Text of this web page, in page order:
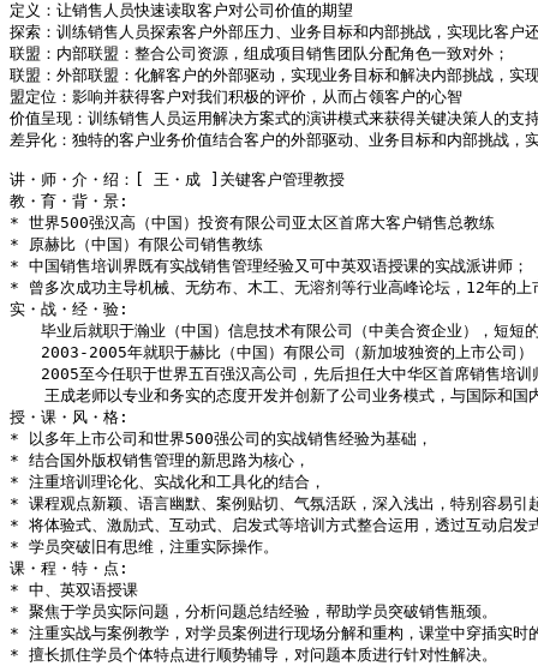
定义：让销售人员快速读取客户对公司价值的期望
探索：训练销售人员探索客户外部压力、业务目标和内部挑战，实现比客户
联盟：内部联盟：整合公司资源，组成项目销售团队分配角色一致对外；
联盟：外部联盟：化解客户的外部驱动，实现业务目标和解决内部挑战，实
盟定位：影响并获得客户对我们积极的评价，从而占领客户的心智
价值呈现：训练销售人员运用解决方案式的演讲模式来获得关键决策人的支
差异化：独特的客户业务价值结合客户的外部驱动、业务目标和内部挑战，
讲・师・介・绍：[ 王・成 ]关键客户管理教授
教・育・背・景:
* 世界500强汉高（中国）投资有限公司亚太区首席大客户销售总教练
* 原赫比（中国）有限公司销售教练
* 中国销售培训界既有实战销售管理经验又可中英双语授课的实战派讲师；
* 曾多次成功主导机械、无纺布、木工、无溶剂等行业高峰论坛，12年的
实・战・经・验:
毕业后就职于瀚业（中国）信息技术有限公司（中美合资企业），短短的
2003-2005年就职于赫比（中国）有限公司（新加坡独资的上市公司），
2005至今任职于世界五百强汉高公司，先后担任大中华区首席销售培训
王成老师以专业和务实的态度开发并创新了公司业务模式，与国际和国内
授・课・风・格:
* 以多年上市公司和世界500强公司的实战销售经验为基础，
* 结合国外版权销售管理的新思路为核心，
* 注重培训理论化、实战化和工具化的结合，
* 课程观点新颖、语言幽默、案例贴切、气氛活跃，深入浅出，特别容易引
* 将体验式、激励式、互动式、启发式等培训方式整合运用，透过互动启发
* 学员突破旧有思维，注重实际操作。
课・程・特・点:
* 中、英双语授课
* 聚焦于学员实际问题，分析问题总结经验，帮助学员突破销售瓶颈。
* 注重实战与案例教学，对学员案例进行现场分解和重构，课堂中穿插实时
* 擅长抓住学员个体特点进行顺势辅导，对问题本质进行针对性解决。